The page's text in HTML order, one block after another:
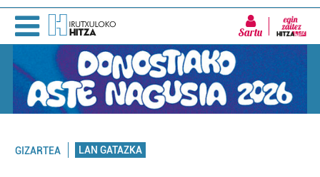
Sartu
GIZARTEA LAN GATAZKA